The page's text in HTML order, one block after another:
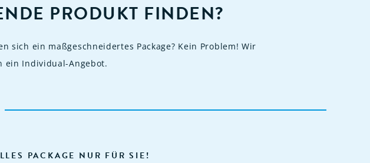
PRODUKT FINDEN?
ein maßgeschneidertes Package? Kein Problem! Wir
ein Individual-Angebot.
PACKAGE NUR FÜR SIE!